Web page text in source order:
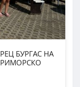
БУРГАС НА